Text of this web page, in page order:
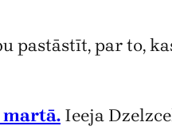
pastāstīt, par to,
martā. Ieeja